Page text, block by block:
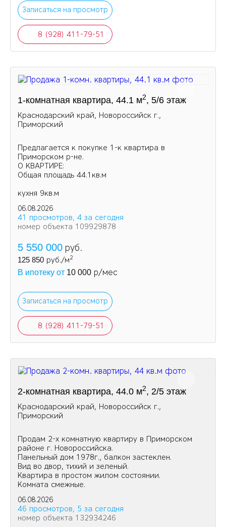
Записаться на просмотр
8 (928) 411-79-51
1-комнатная квартира, 44.1 м2, 5/6 этаж
Краснодарский край, Новороссийск г.,
Приморский
Предлагается к покупке 1-к квартира в
Приморском р-не.
О КВАРТИРЕ:
Общая площадь 44.1кв.м
кухня 9кв.м
06.08.2026
41 просмотров, 4 за сегодня
номер объекта 109929878
5 550 000 руб.
125 850 руб./м2
В ипотеку от 10 000 р/мес
Записаться на просмотр
8 (928) 411-79-51
2-комнатная квартира, 44.0 м2, 2/5 этаж
Краснодарский край, Новороссийск г.,
Приморский
Продам 2-х комнатную квартиру в Приморском
районе г. Новороссийска.
Панельный дом 1978г., балкон застеклен.
Вид во двор, тихий и зеленый.
Квартира в простом жилом состоянии.
Комната смежные.
06.08.2026
46 просмотров, 5 за сегодня
номер объекта 132934246